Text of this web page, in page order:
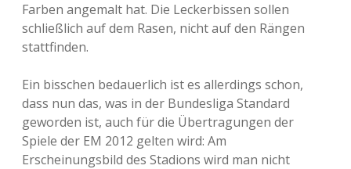
Farben angemalt hat. Die Leckerbissen sollen
schließlich auf dem Rasen, nicht auf den Rängen
stattfinden.
Ein bisschen bedauerlich ist es allerdings schon,
dass nun das, was in der Bundesliga Standard
geworden ist, auch für die Übertragungen der
Spiele der EM 2012 gelten wird: Am
Erscheinungsbild des Stadions wird man nicht